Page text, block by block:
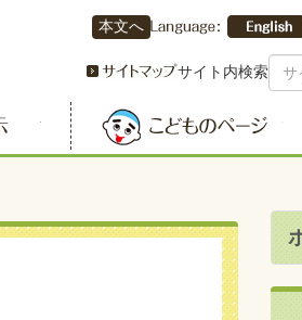
本文へ
サイト内検索
行事・展示